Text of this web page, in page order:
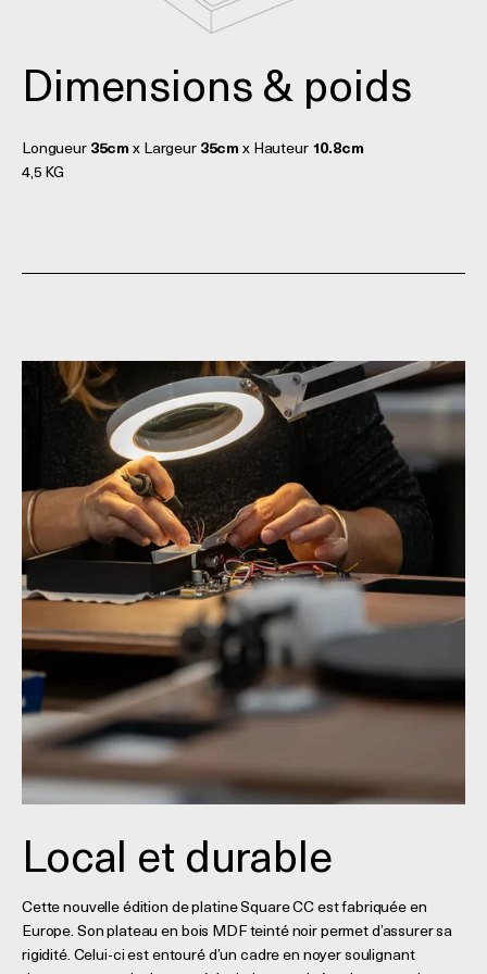
Dimensions & poids
Longueur 35cmx Largeur 35cm x Hauteur 10.8cm
4,5 KG
Local et durable
Cette nouvelle édition de platine Square CC est fabriquée en
Europe. Son plateau en bois MDF teinté noir permet d’assurer sa
rigidité. Celui-ci est entouré d’un cadre en noyer soulignant